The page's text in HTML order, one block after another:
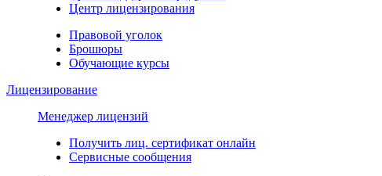
Центр лицензирования
Правовой уголок
Брошюры
Обучающие курсы
Лицензирование
Менеджер лицензий
Получить лиц. сертификат онлайн
Сервисные сообщения